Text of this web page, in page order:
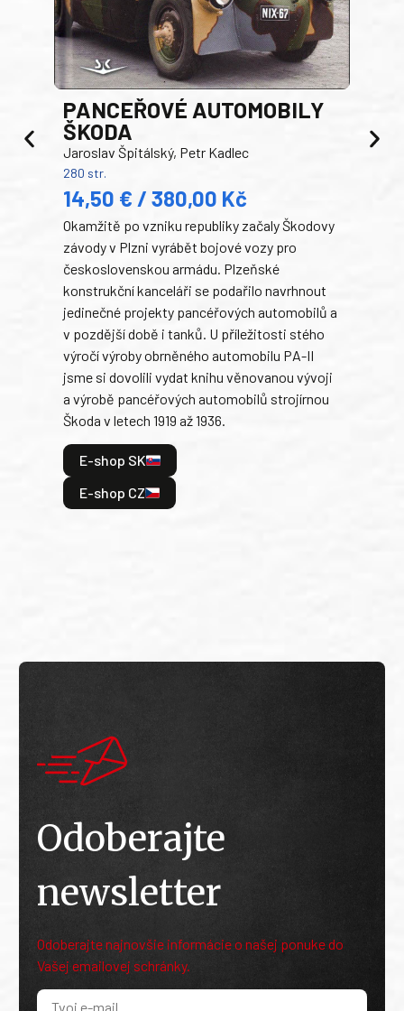
PANCEŘOVÉ AUTOMOBILY
ŠKODA
Jaroslav Špitálský, Petr Kadlec
280 str.
14,50 € / 380,00 Kč
Okamžitě po vzniku republiky začaly Škodovy
závody v Plzni vyrábět bojové vozy pro
československou armádu. Plzeňské
konstrukční kanceláři se podařilo navrhnout
jedinečné projekty pancéřových automobilů a
v pozdější době i tanků. U příležitosti stého
výročí výroby obrněného automobilu PA-II
jsme si dovolili vydat knihu věnovanou vývoji
a výrobě pancéřových automobilů strojírnou
Škoda v letech 1919 až 1936.
E-shop SK
E-shop CZ
Odoberajte
newsletter
Odoberajte najnovšie informácie o našej ponuke do
Vašej emailovej schránky.